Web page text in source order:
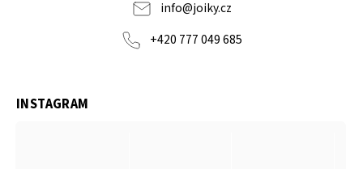
info@joiky.cz
+420 777 049 685
INSTAGRAM